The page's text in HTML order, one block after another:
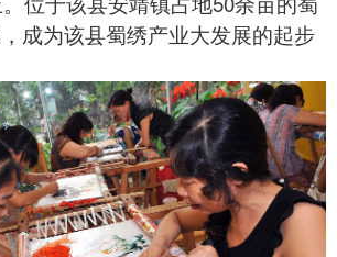
成为该县蜀绣产业大发展的起步